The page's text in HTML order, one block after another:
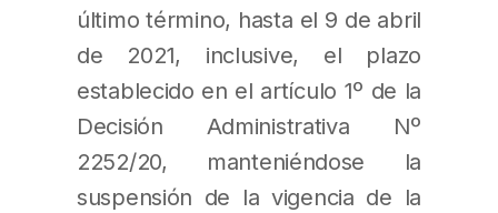
último término, hasta el 9 de abril
de 2021, inclusive, el plazo
establecido en el artículo 1º de la
Decisión Administrativa Nº
2252/20, manteniéndose la
suspensión de la vigencia de la